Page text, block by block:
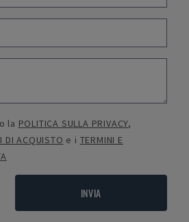
la POLITICA SULLA PRIVACY,
DI ACQUISTO e i TERMINI E
INVIA